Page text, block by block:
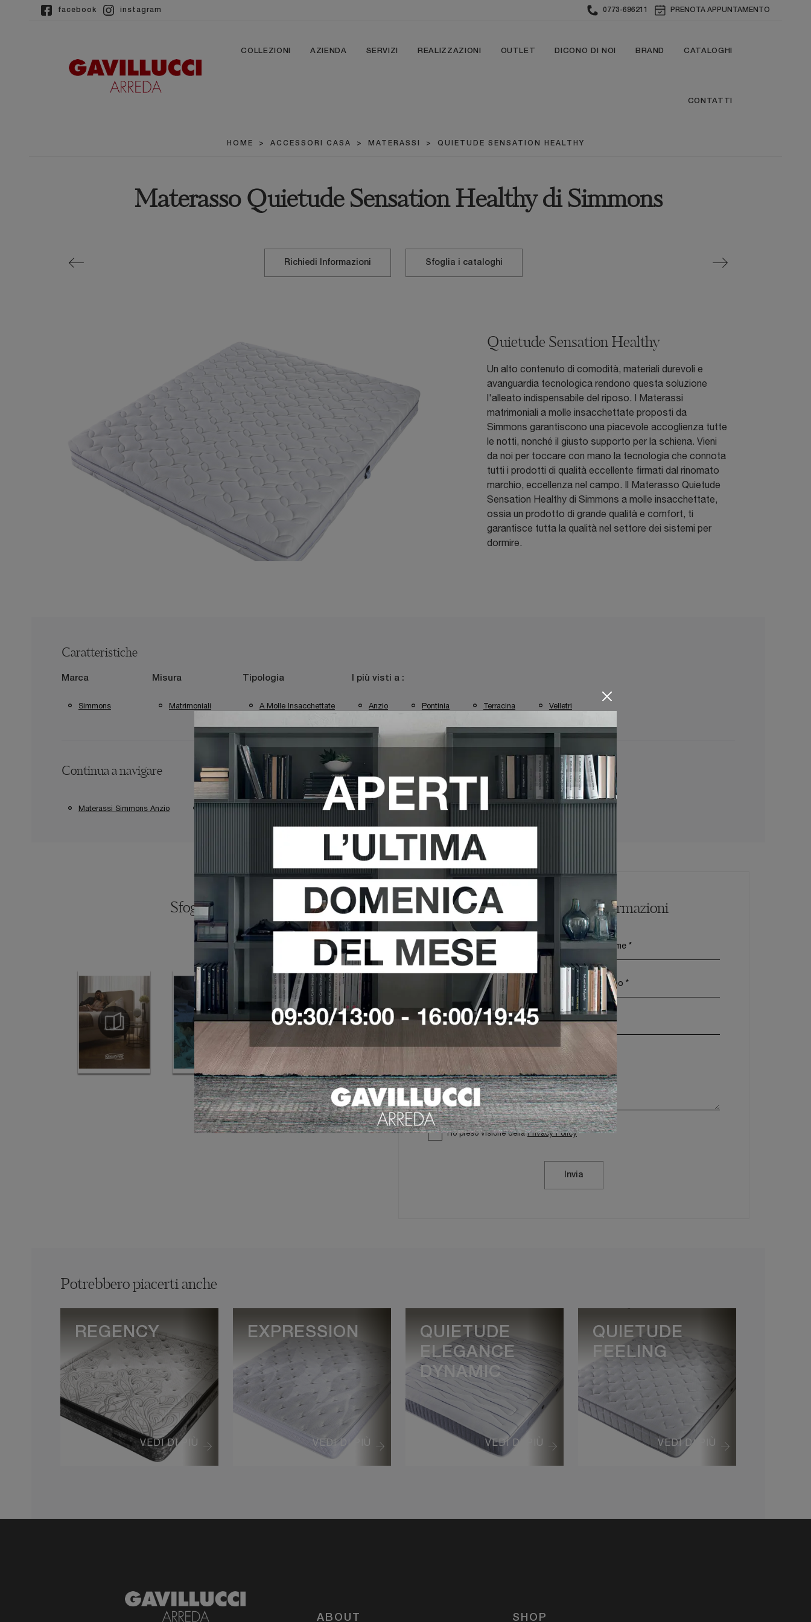
facebook instagram 0773-696211 PRENOTA APPUNTAMENTO
COLLEZIONI AZIENDA SERVIZI REALIZZAZIONI OUTLET DICONO DI NOI BRAND CATALOGHI
CONTATTI
HOME > ACCESSORI CASA > MATERASSI > QUIETUDE SENSATION HEALTHY
Materasso Quietude Sensation Healthy di Simmons
Richiedi Informazioni Sfoglia i cataloghi
Quietude Sensation Healthy
Un alto contenuto di comodità, materiali durevoli e
avanguardia tecnologica rendono questa soluzione
l'alleato indispensabile del riposo. I Materassi
matrimoniali a molle insacchettate proposti da
Simmons garantiscono una piacevole accoglienza tutte
le notti, nonché il giusto supporto per la schiena. Vieni
da noi per toccare con mano la tecnologia che connota
tutti i prodotti di qualità eccellente firmati dal rinomato
marchio, eccellenza nel campo. Il Materasso Quietude
Sensation Healthy di Simmons a molle insacchettate,
ossia un prodotto di grande qualità e comfort, ti
garantisce tutta la qualità nel settore dei sistemi per
dormire.
Caratteristiche
Marca
Simmons
Misura
Matrimoniali
Tipologia
A Molle Insacchettate
I più visti a :
Anzio Pontinia Terracina Velletri
Continua a navigare
Materassi Simmons Anzio Materassi Simmons Pontinia Materassi Simmons Terracina Materassi Simmons Velletri
Sfoglia i cataloghi Richiedi Maggiori Informazioni
Ho preso visione dellaPrivacy Policy
Invia
Potrebbero piacerti anche
VEDI DI PIÙ
REGENCY
VEDI DI PIÙ
EXPRESSION
VEDI DI PIÙ
QUIETUDE
ELEGANCE
DYNAMIC
VEDI DI PIÙ
QUIETUDE
FEELING
ABOUT SHOP